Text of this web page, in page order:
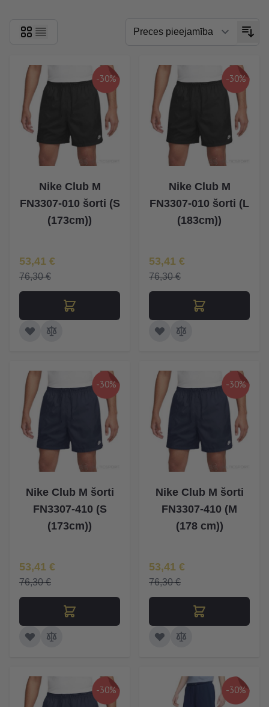
-30%
Nike Club M
FN3307-010 šorti (S
(173cm))
Īpaša Cena
53,41 €
76,30 €
-30%
Nike Club M
FN3307-010 šorti (L
(183cm))
Īpaša Cena
53,41 €
76,30 €
-30%
Nike Club M šorti
FN3307-410 (S
(173cm))
Īpaša Cena
53,41 €
76,30 €
-30%
Nike Club M šorti
FN3307-410 (M
(178 cm))
Īpaša Cena
53,41 €
76,30 €
-30% -30%